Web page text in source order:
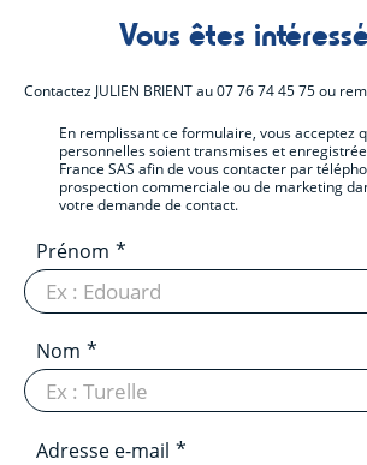
Vous êtes
ContactezJULIEN BRIENTau07 76 74 45 75ou
En remplissant ce formulaire, vous acceptez
personnelles soient transmises et
France SAS afin de vous contacter par
prospection commerciale ou de marketing
votre demande de contact.
Prénom
Nom
Adresse e-mail